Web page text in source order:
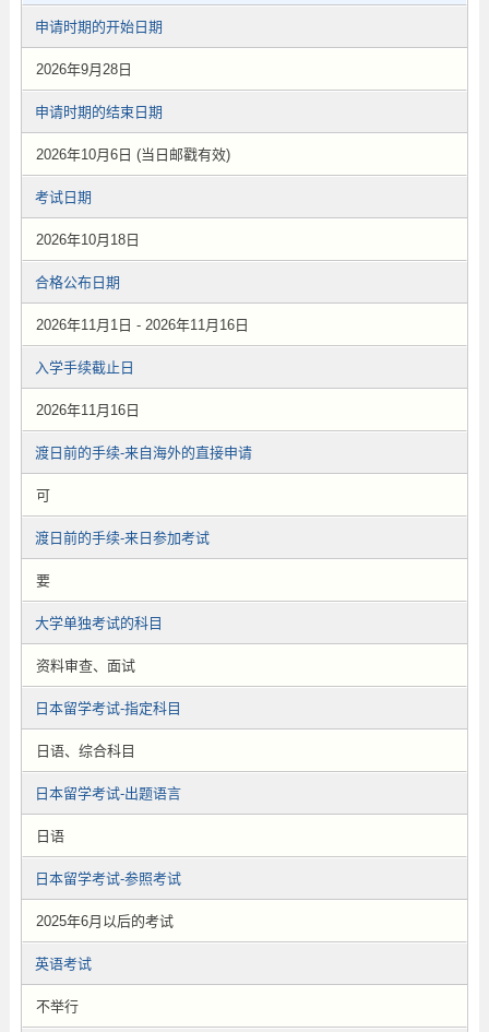
申请时期的开始日期
2026年9月28日
申请时期的结束日期
2026年10月6日 (当日邮戳有效)
考试日期
2026年10月18日
合格公布日期
2026年11月1日 - 2026年11月16日
入学手续截止日
2026年11月16日
渡日前的手续-来自海外的直接申请
可
渡日前的手续-来日参加考试
要
大学单独考试的科目
资料审查、面试
日本留学考试-指定科目
日语、综合科目
日本留学考试-出题语言
日语
日本留学考试-参照考试
2025年6月以后的考试
英语考试
不举行